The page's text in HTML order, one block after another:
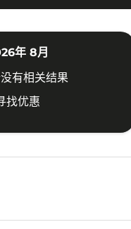
年 8月
有相关结果
找优惠